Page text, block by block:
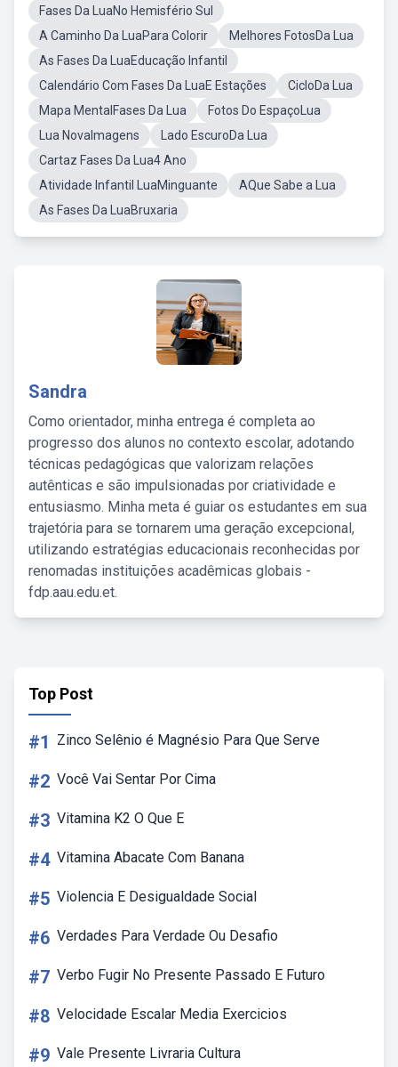
Fases Da LuaNo Hemisfério Sul
A Caminho Da LuaPara Colorir
Melhores FotosDa Lua
As Fases Da LuaEducação Infantil
Calendário Com Fases Da LuaE Estações
CicloDa Lua
Mapa MentalFases Da Lua
Fotos Do EspaçoLua
Lua NovaImagens
Lado EscuroDa Lua
Cartaz Fases Da Lua4 Ano
Atividade Infantil LuaMinguante
AQue Sabe a Lua
As Fases Da LuaBruxaria
Sandra
Como orientador, minha entrega é completa ao
progresso dos alunos no contexto escolar, adotando
técnicas pedagógicas que valorizam relações
autênticas e são impulsionadas por criatividade e
entusiasmo. Minha meta é guiar os estudantes em sua
trajetória para se tornarem uma geração excepcional,
utilizando estratégias educacionais reconhecidas por
renomadas instituições acadêmicas globais -
fdp.aau.edu.et.
Top Post
#1 Zinco Selênio é Magnésio Para Que Serve
#2 Você Vai Sentar Por Cima
#3 Vitamina K2 O Que E
#4 Vitamina Abacate Com Banana
#5 Violencia E Desigualdade Social
#6 Verdades Para Verdade Ou Desafio
#7 Verbo Fugir No Presente Passado E Futuro
#8 Velocidade Escalar Media Exercicios
#9 Vale Presente Livraria Cultura